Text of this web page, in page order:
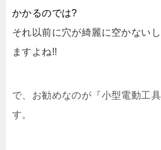
かかるのでは?
それ以前に穴が綺麗に空かない
ますよね!!
で、お勧めなのが『小型電動工
す。